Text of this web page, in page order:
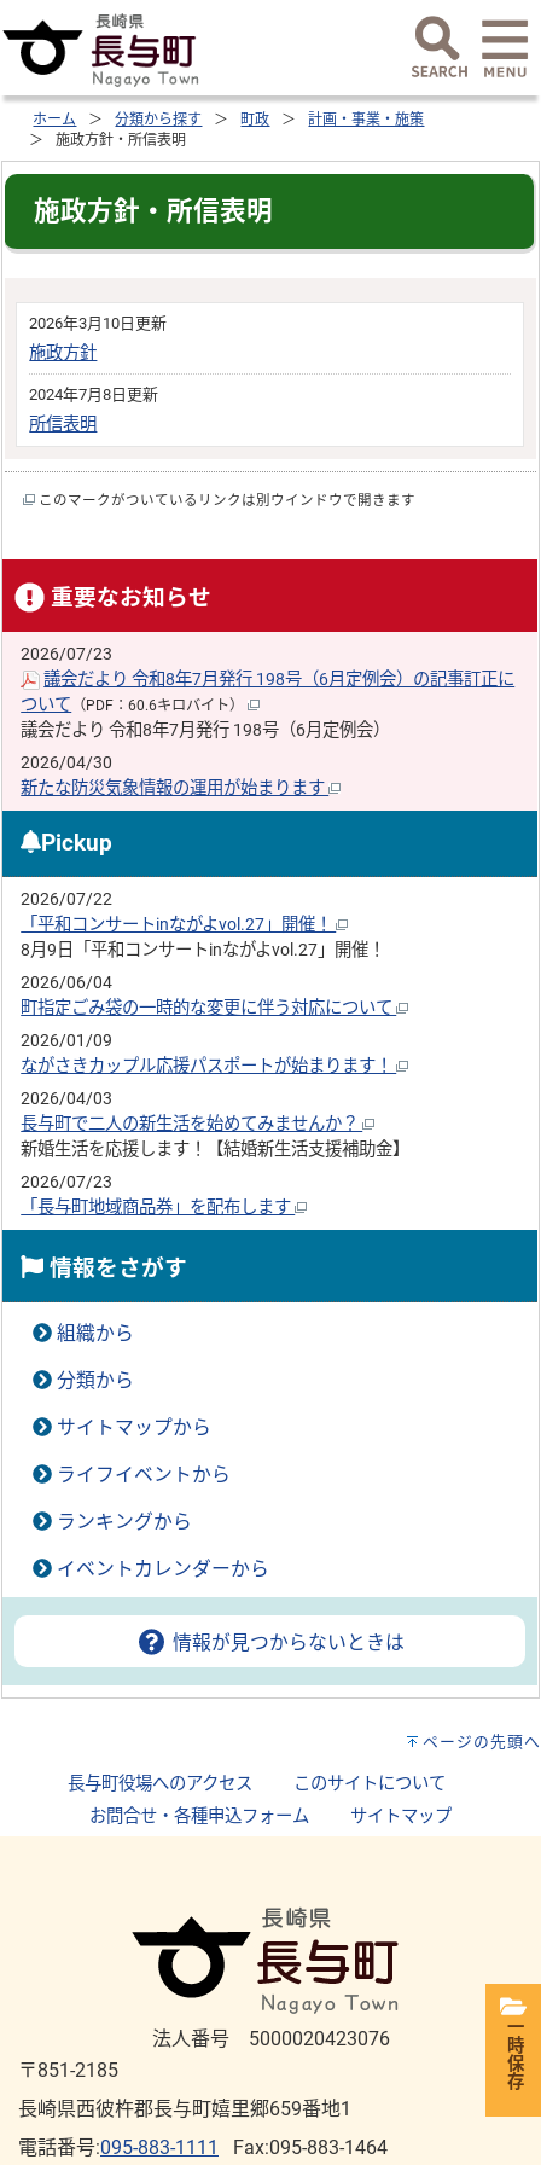
ホーム 分類から探す 町政
計画・事業・施策
施政方針・所信表明
施政方針・所信表明
2026年3月10日更新
施政方針
2024年7月8日更新
所信表明
このマークがついているリンクは別ウインドウで開きます
重要なお知らせ
2026/07/23
議会だより 令和8年7月発行 198号（6月定例会）の記事訂正に
ついて （PDF：60.6キロバイト）
議会だより 令和8年7月発行 198号（6月定例会）
2026/04/30
新たな防災気象情報の運用が始まります
Pickup
2026/07/22
「平和コンサートinながよvol.27」開催！
8月9日「平和コンサートinながよvol.27」開催！
2026/06/04
町指定ごみ袋の一時的な変更に伴う対応について
2026/01/09
ながさきカップル応援パスポートが始まります！
2026/04/03
長与町で二人の新生活を始めてみませんか？
新婚生活を応援します！【結婚新生活支援補助金】
2026/07/23
「長与町地域商品券」を配布します
情報をさがす
組織から
分類から
サイトマップから
ライフイベントから
ランキングから
イベントカレンダーから
情報が見つからないときは
ページの先頭へ
長与町役場へのアクセス このサイトについて
お問合せ・各種申込フォーム
サイトマップ
法人番号 5000020423076
〒851-2185
長崎県西彼杵郡長与町嬉里郷659番地1
電話番号:095-883-1111 Fax:095-883-1464
一時保存